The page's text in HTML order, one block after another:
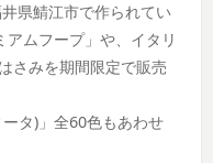
県鯖江市で作られてい
ムフープ」や、イタリ
さみを期間限定で販売
タ)」全60色もあわせ